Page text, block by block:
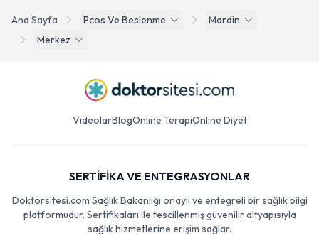
Ana Sayfa Pcos Ve Beslenme
Mardin
Merkez
VideolarBlogOnline TerapiOnline Diyet
SERTİFİKA VE ENTEGRASYONLAR
Doktorsitesi.com Sağlık Bakanlığı onaylı ve entegreli bir sağlık bilgi
platformudur. Sertifikaları ile tescillenmiş güvenilir altyapısıyla
sağlık hizmetlerine erişim sağlar.